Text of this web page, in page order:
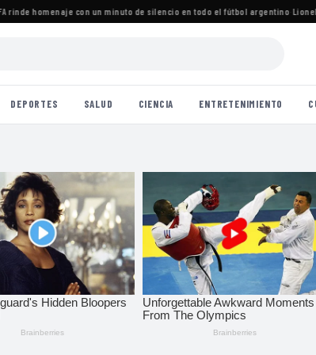
homenaje con un minuto de silencio en todo el fútbol argentino·Lionel
DEPORTES SALUD CIENCIA ENTRETENIMIENTO